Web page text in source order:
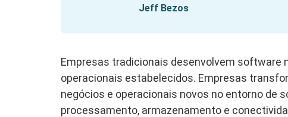
Jeff Bezos
Empresas tradicionais desenvolvem software
operacionais estabelecidos. Empresas
negócios e operacionais novos no entorno de
processamento, armazenamento e